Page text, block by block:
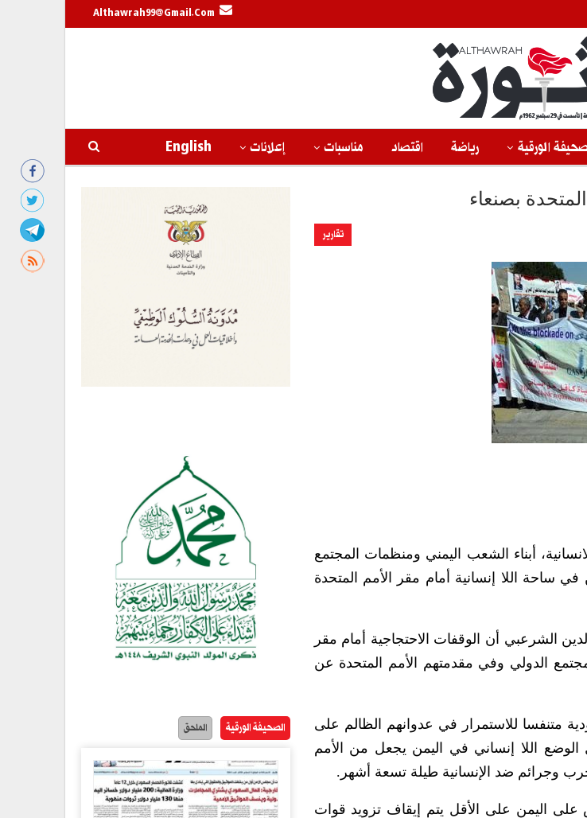
Althawrah99@gmail.com
الورقية رياضة اقتصاد مناسبات إعلانات English
تقارير
أبناء الشعب اليمني ومنظمات المجتمع
الوقفة الاحتجاجية الشعبية الـ 12 غدا الاثنين في ساحة اللا إنسانية أمام مقر الأمم المتحدة
الشرعبي أن الوقفات الاحتجاجية أمام مقر
الدولي وفي مقدمتهم الأمم المتحدة عن
متنفسا للاستمرار في عدوانهم الظالم على
الوضع اللا إنساني في اليمن يجعل من الأمم
وجرائم ضد الإنسانية طيلة تسعة أشهر.
على اليمن على الأقل يتم إيقاف تزويد قوات
الصحيفة الورقية الملحق